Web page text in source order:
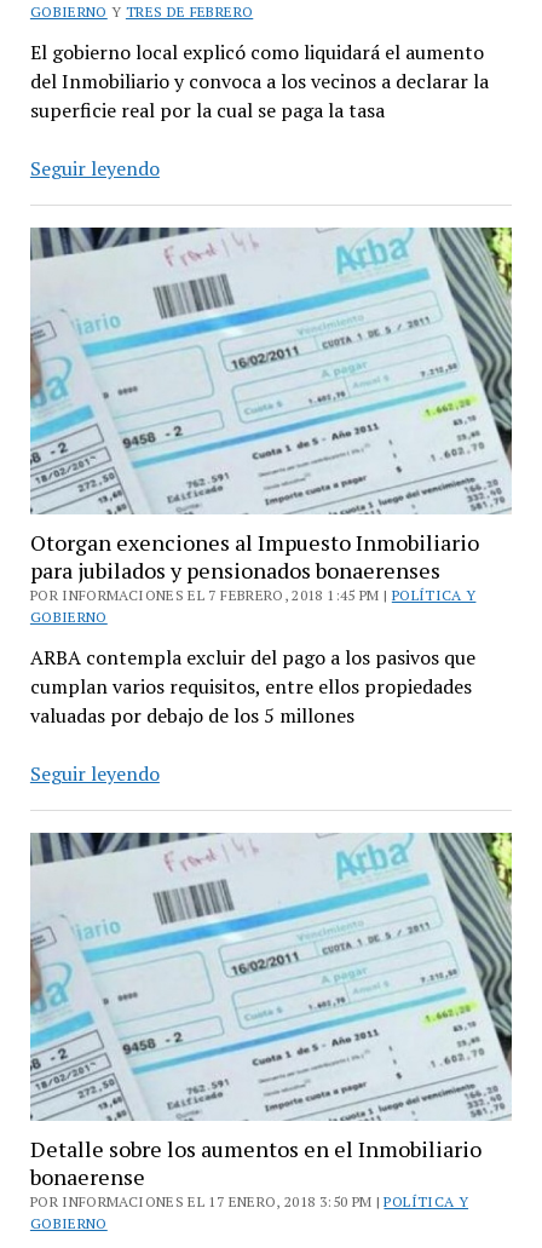
GOBIERNO Y TRES DE FEBRERO
El gobierno local explicó como liquidará el aumento
del Inmobiliario y convoca a los vecinos a declarar la
superficie real por la cual se paga la tasa
Seguir leyendoDetalles
impuesto
municipal
de
Tres
de
Febrero
Otorgan exenciones al Impuesto Inmobiliario
para jubilados y pensionados bonaerenses
POR INFORMACIONES EL 7 FEBRERO, 2018 1:45 PM | POLÍTICA Y
GOBIERNO
ARBA contempla excluir del pago a los pasivos que
cumplan varios requisitos, entre ellos propiedades
valuadas por debajo de los 5 millones
Seguir leyendoOtorgan
al
Impuesto
Inmobiliario
para
jubilados
pensionados
bonaerenses
Detalle sobre los aumentos en el Inmobiliario
bonaerense
POR INFORMACIONES EL 17 ENERO, 2018 3:50 PM |POLÍTICA Y
GOBIERNO